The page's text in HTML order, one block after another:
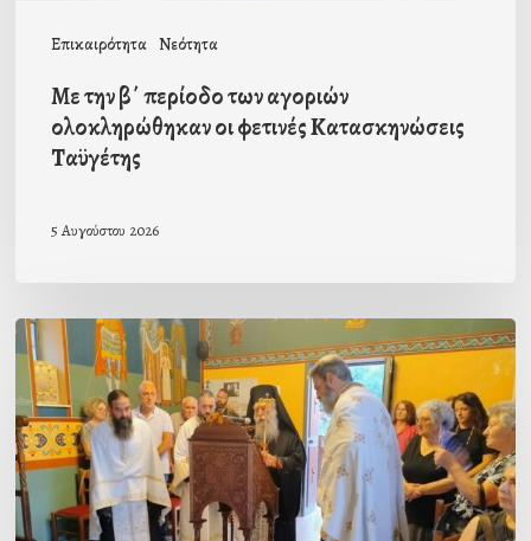
Επικαιρότητα Νεότητα
Με την β΄ περίοδο των αγοριών
ολοκληρώθηκαν οι φετινές Κατασκηνώσεις
Ταϋγέτης
5 Αυγούστου 2026
Ιερά
Παράκληση
στον
οικισμό
Κατσαρού
προεξάρχοντος